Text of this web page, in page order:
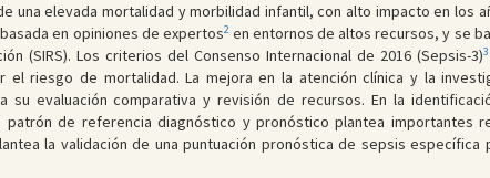
una elevada mortalidad y morbilidad infantil, con alto impacto en los
en opiniones de expertos2en entornos de altos recursos, y se
(SIRS). Los criterios del Consenso Internacional de 2016 (Sepsis-3)3
el riesgo de mortalidad. La mejora en la atención clínica y la
su evaluación comparativa y revisión de recursos. En la
de referencia diagnóstico y pronóstico plantea importantes
la validación de una puntuación pronóstica de sepsis